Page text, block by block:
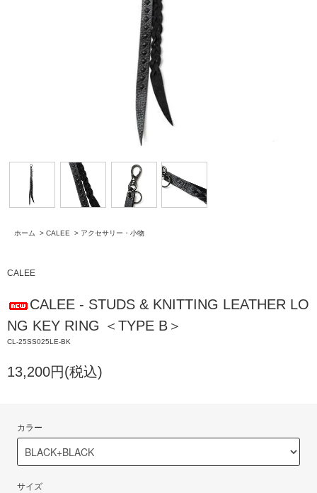
ホーム > CALEE > アクセサリー・小物
CALEE
CALEE - STUDS & KNITTING LEATHER LO
NG KEY RING ＜TYPE B＞
CL-25SS025LE-BK
13,200円(税込)
カラー
サイズ